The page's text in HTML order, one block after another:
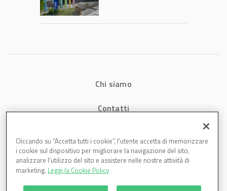
Chi siamo
Contatti
Cookies
Cliccando su “Accetta tutti i cookie”, l'utente accetta di memorizzare
i cookie sul dispositivo per migliorare la navigazione del sito,
analizzare l'utilizzo del sito e assistere nelle nostre attività di
marketing. Leggi la Cookie Policy